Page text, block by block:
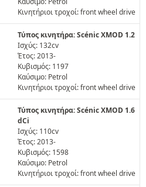
Κινητήριοι τροχοί: front wheel drive
Τύπος κινητήρα: Scénic XMOD 1.2
Ισχύς: 132cv
Έτος: 2013-
Κυβισμός: 1197
Καύσιμο: Petrol
Κινητήριοι τροχοί: front wheel drive
Τύπος κινητήρα: Scénic XMOD 1.6
dCi
Ισχύς: 110cv
Έτος: 2013-
Κυβισμός: 1598
Καύσιμο: Petrol
Κινητήριοι τροχοί: front wheel drive